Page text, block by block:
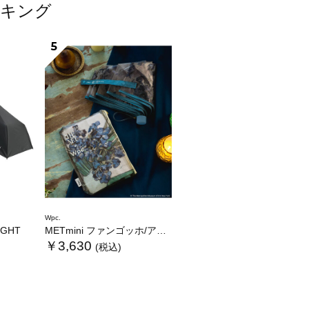
ング
5
Wpc.
METmini ファンゴッホ/アイリス
￥3,630 (税込)